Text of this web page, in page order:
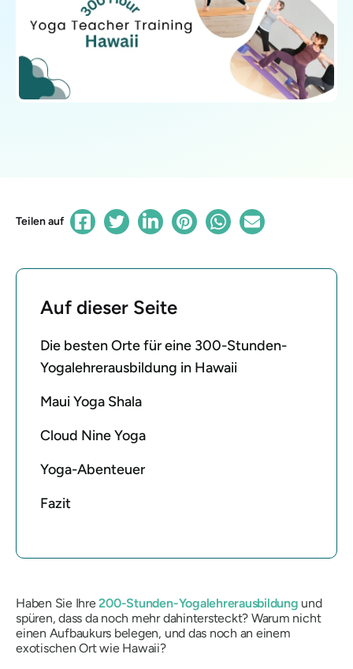
Teilen auf
Auf dieser Seite
Die besten Orte für eine 300-Stunden-
Yogalehrerausbildung in Hawaii
Maui Yoga Shala
Cloud Nine Yoga
Yoga-Abenteuer
Fazit
Haben Sie Ihre200-Stunden-Yogalehrerausbildung und
spüren, dass da noch mehr dahintersteckt? Warum nicht
einen Aufbaukurs belegen, und das noch an einem
exotischen Ort wie Hawaii?